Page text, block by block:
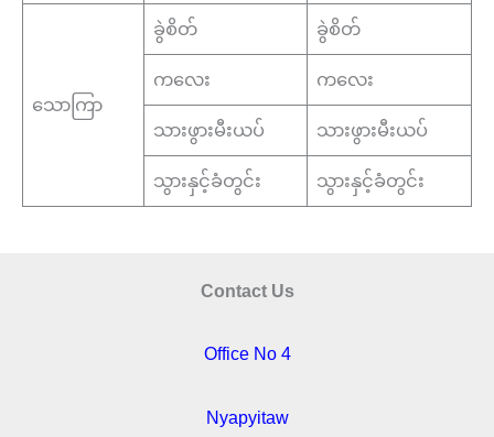
သောကြာ
ခွဲစိတ် ခွဲစိတ်
ကလေး ကလေး
သားဖွားမီးယပ် သားဖွားမီးယပ်
သွားနှင့်ခံတွင်း သွားနှင့်ခံတွင်း
Contact Us
Office No 4
Nyapyitaw